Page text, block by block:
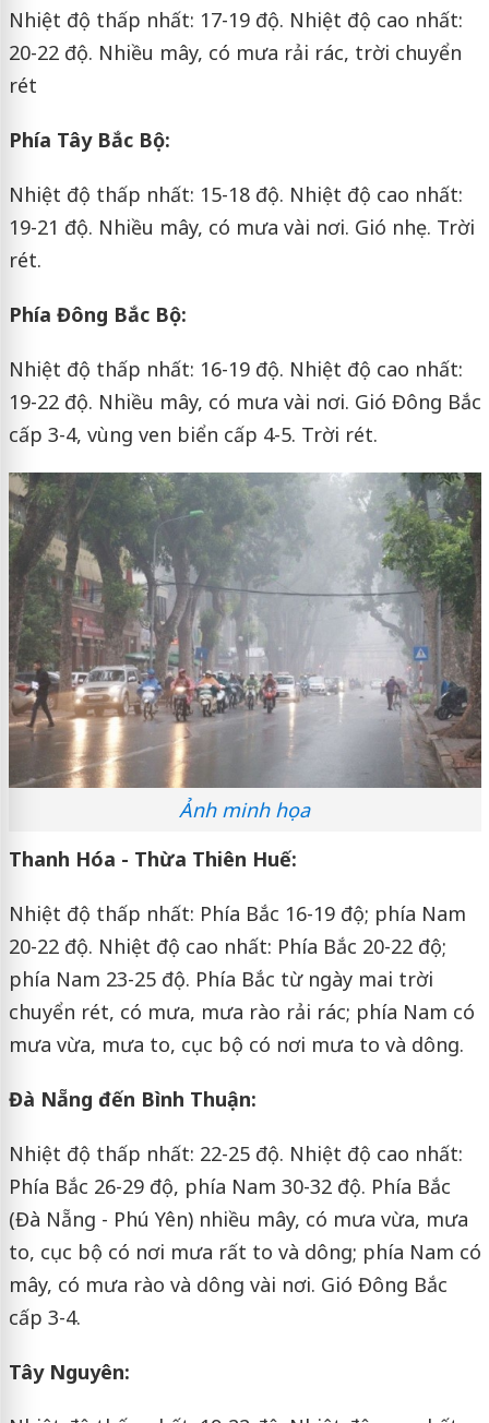
Nhiệt độ thấp nhất: 17-19 độ. Nhiệt độ cao nhất:
20-22 độ. Nhiều mây, có mưa rải rác, trời chuyển
rét
Phía Tây Bắc Bộ:
Nhiệt độ thấp nhất: 15-18 độ. Nhiệt độ cao nhất:
19-21 độ. Nhiều mây, có mưa vài nơi. Gió nhẹ. Trời
rét.
Phía Đông Bắc Bộ:
Nhiệt độ thấp nhất: 16-19 độ. Nhiệt độ cao nhất:
19-22 độ. Nhiều mây, có mưa vài nơi. Gió Đông Bắc
cấp 3-4, vùng ven biển cấp 4-5. Trời rét.
Ảnh minh họa
Thanh Hóa - Thừa Thiên Huế:
Nhiệt độ thấp nhất: Phía Bắc 16-19 độ; phía Nam
20-22 độ. Nhiệt độ cao nhất: Phía Bắc 20-22 độ;
phía Nam 23-25 độ. Phía Bắc từ ngày mai trời
chuyển rét, có mưa, mưa rào rải rác; phía Nam có
mưa vừa, mưa to, cục bộ có nơi mưa to và dông.
Đà Nẵng đến Bình Thuận:
Nhiệt độ thấp nhất: 22-25 độ. Nhiệt độ cao nhất:
Phía Bắc 26-29 độ, phía Nam 30-32 độ. Phía Bắc
(Đà Nẵng - Phú Yên) nhiều mây, có mưa vừa, mưa
to, cục bộ có nơi mưa rất to và dông; phía Nam có
mây, có mưa rào và dông vài nơi. Gió Đông Bắc
cấp 3-4.
Tây Nguyên: